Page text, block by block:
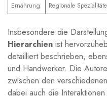
Ernährung
Regionale
Insbesondere die
Hierarchien ist⁤
detailliert beschrieben,
und Handwerker. ‍Die
zwischen den‍
dabei‌ auch die